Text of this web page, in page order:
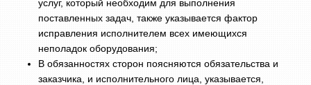
услуг, который необходим для выполнения
поставленных задач, также указывается фактор
исправления исполнителем всех имеющихся
неполадок оборудования;
В обязанностях сторон поясняются обязательства и
заказчика, и исполнительного лица, указывается,